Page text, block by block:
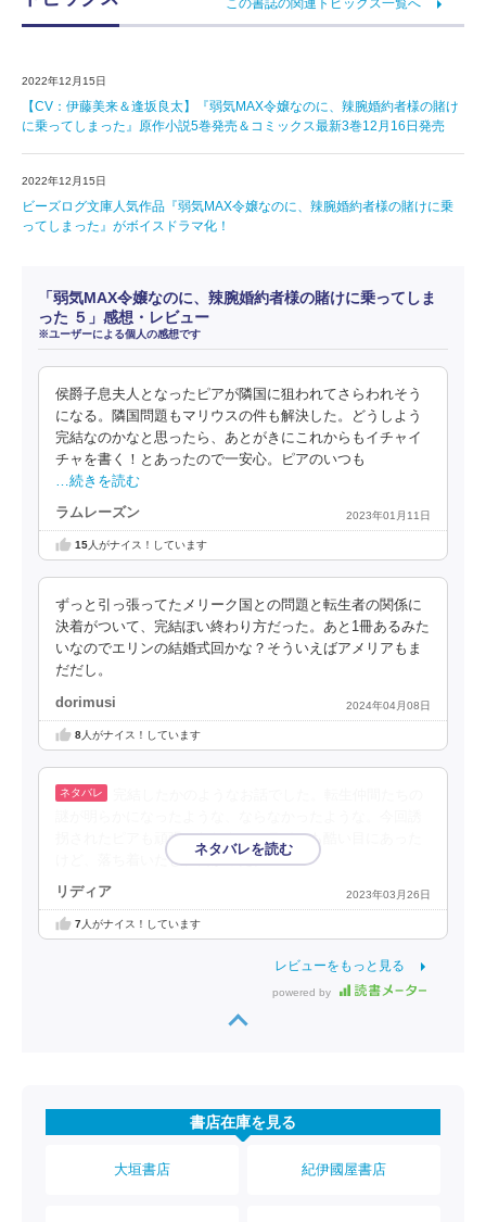
この書誌の関連トピックス一覧へ
2022年12月15日
【CV：伊藤美来＆逢坂良太】『弱気MAX令嬢なのに、辣腕婚約者様の賭け
に乗ってしまった』原作小説5巻発売＆コミックス最新3巻12月16日発売
2022年12月15日
ビーズログ文庫人気作品『弱気MAX令嬢なのに、辣腕婚約者様の賭けに乗
ってしまった』がボイスドラマ化！
「弱気MAX令嬢なのに、辣腕婚約者様の賭けに乗ってしま
った ５」感想・レビュー
※ユーザーによる個人の感想です
侯爵子息夫人となったピアが隣国に狙われてさらわれそう
になる。隣国問題もマリウスの件も解決した。どうしよう
完結なのかなと思ったら、あとがきにこれからもイチャイ
チャを書く！とあったので一安心。ピアのいつも
…続きを読む
ラムレーズン 2023年01月11日
15人がナイス！しています
ずっと引っ張ってたメリーク国との問題と転生者の関係に
決着がついて、完結ぽい終わり方だった。あと1冊あるみた
いなのでエリンの結婚式回かな？そういえばアメリアもま
だだし。
dorimusi 2024年04月08日
8人がナイス！しています
拐されたピアも頑張ったしキャロラインも酷い目にあった
けど、落ち着いたし、良かった。
リディア 2023年03月26日
7人がナイス！しています
レビューをもっと見る
powered by
書店在庫を見る
大垣書店 紀伊國屋書店